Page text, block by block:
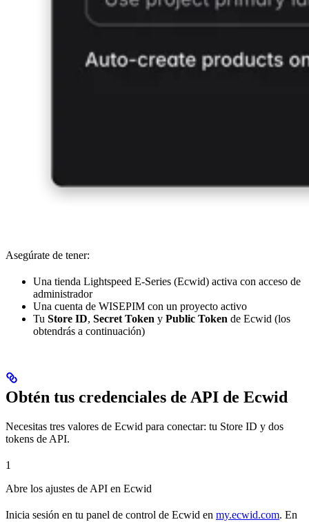
Asegúrate de tener:
Una tienda Lightspeed E-Series (Ecwid) activa con acceso de
administrador
Una cuenta de WISEPIM con un proyecto activo
Tu Store ID, Secret Token y Public Token de Ecwid (los
obtendrás a continuación)
Obtén tus credenciales de API de Ecwid
Necesitas tres valores de Ecwid para conectar: tu Store ID y dos
tokens de API.
1
Abre los ajustes de API en Ecwid
Inicia sesión en tu panel de control de Ecwid en my.ecwid.com. En